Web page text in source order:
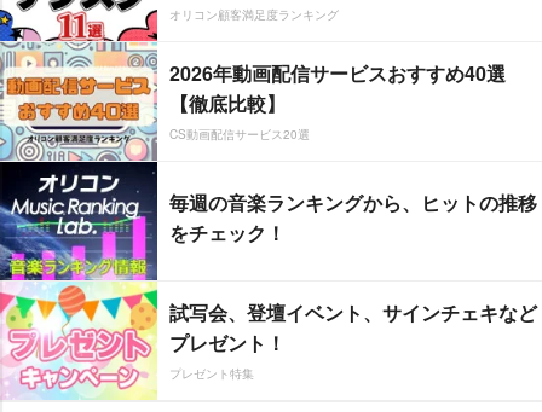
オリコン顧客満足度ランキング
2026年動画配信サービスおすすめ40選
【徹底比較】
CS動画配信サービス20選
毎週の音楽ランキングから、ヒットの推移
をチェック！
試写会、登壇イベント、サインチェキなど
プレゼント！
プレゼント特集